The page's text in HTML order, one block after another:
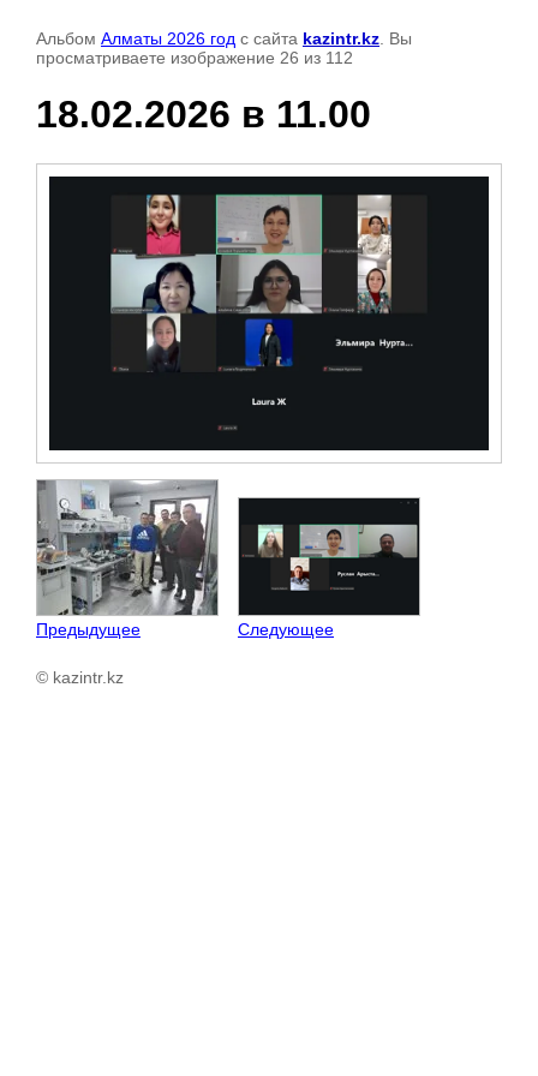
Альбом Алматы 2026 год с сайта kazintr.kz . Вы
просматриваете изображение 26 из 112
18.02.2026 в 11.00
Предыдущее Следующее
© kazintr.kz